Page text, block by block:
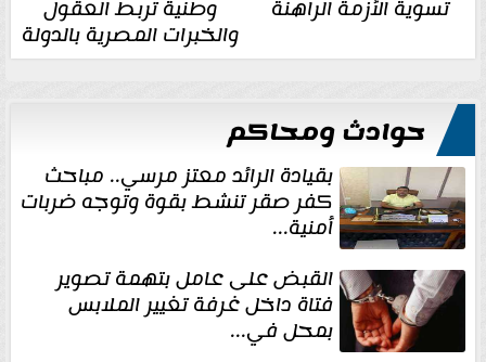
تسوية الأزمة الراهنة وطنية تربط العقول
والخبرات المصرية بالدولة
حوادث ومحاكم
بقيادة الرائد معتز مرسي.. مباحث
كفر صقر تنشط بقوة وتوجه ضربات
أمنية...
القبض على عامل بتهمة تصوير
فتاة داخل غرفة تغيير الملابس
بمحل في...